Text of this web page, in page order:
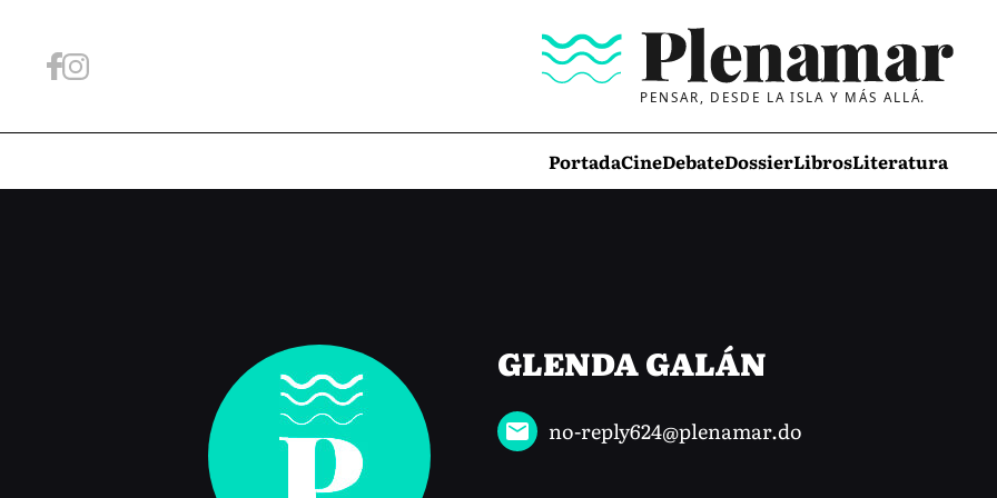
PENSAR, DESDE LA ISLA Y MÁS ALLÁ.
PortadaCineDebateDossierLibrosLiteratura
GLENDA GALÁN
no-reply624@plenamar.do